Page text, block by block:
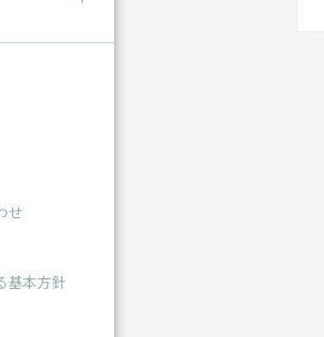
せ
基本方針